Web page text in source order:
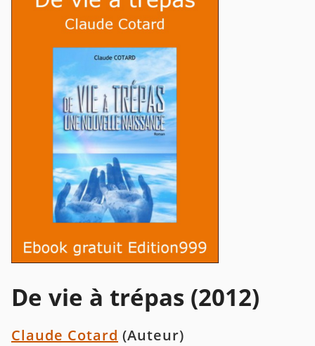
De vie à trépas (2012)
Claude Cotard (Auteur)